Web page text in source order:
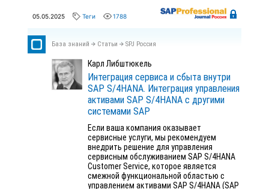
05.05.2025 Теги 1788
База знаний Статьи SPJ Россия
Карл Либштюкель
Интеграция сервиса и сбыта внутри
SAP S/4HANA. Интеграция управления
активами SAP S/4HANA с другими
системами SAP
Если ваша компания оказывает
сервисные услуги, мы рекомендуем
внедрить решение для управления
сервисным обслуживанием SAP S/4HANA
Customer Service, которое является
смежной функциональной областью с
управлением активами SAP S/4HANA (SAP